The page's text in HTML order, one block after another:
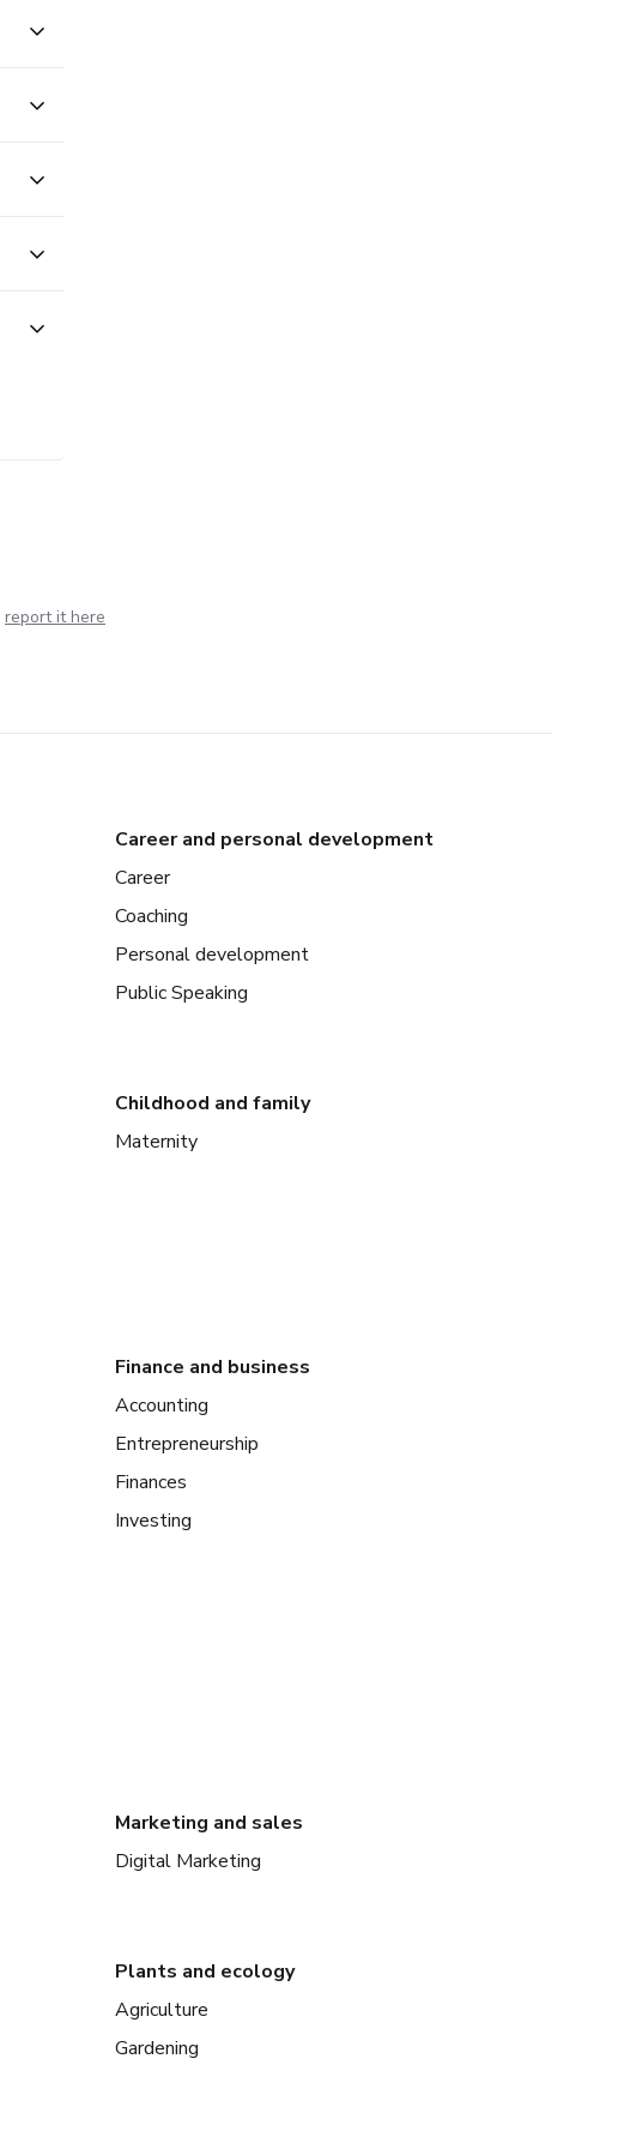
report it here
Career and personal development
Career
Coaching
Personal development
Public Speaking
Childhood and family
Maternity
Finance and business
Accounting
Entrepreneurship
Finances
Investing
Marketing and sales
Digital Marketing
Plants and ecology
Agriculture
Gardening